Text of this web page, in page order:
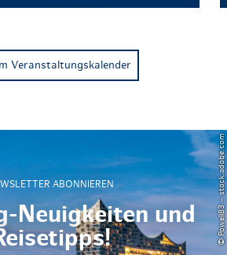
Veranstaltungskalender
ABONNIEREN
Neuigkeiten und
© Powell83 – stock.adobe.com